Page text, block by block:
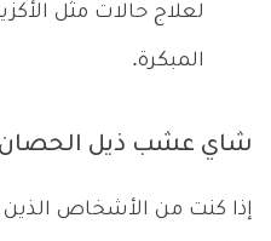
لعلاج حالات مثل
المبكرة.
شاي عشب ذيل الحصان
إذا كنت من الأشخاص الذين